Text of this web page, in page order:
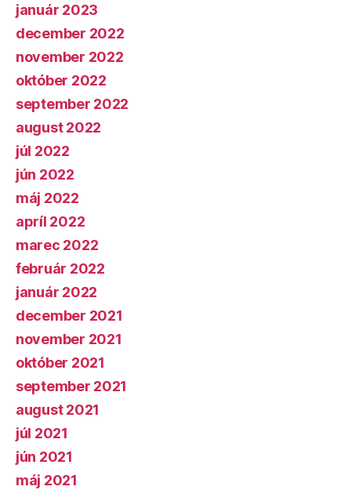
január 2023
december 2022
november 2022
október 2022
september 2022
august 2022
júl 2022
jún 2022
máj 2022
apríl 2022
marec 2022
február 2022
január 2022
december 2021
november 2021
október 2021
september 2021
august 2021
júl 2021
jún 2021
máj 2021